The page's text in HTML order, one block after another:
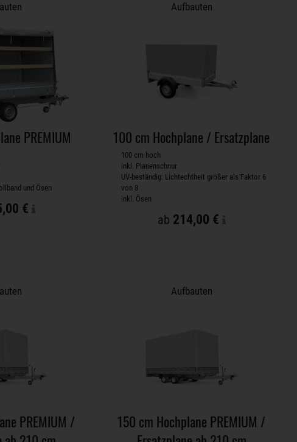
PREMIUM
und Ösen
€
Aufbauten
100 cm Hochplane / Ersatzplane
100 cm hoch
inkl. Planenschnur
UV-beständig: Lichtechtheit größer als Faktor 6
von 8
inkl. Ösen
ab 214,00 €
PREMIUM /
Aufbauten
150 cm Hochplane PREMIUM /